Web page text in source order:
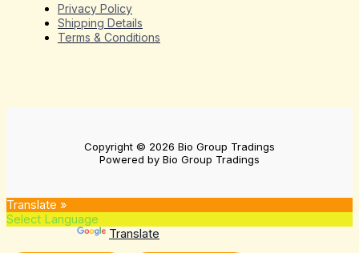
Privacy Policy
Shipping Details
Terms & Conditions
Copyright © 2026 Bio Group Tradings
Powered by Bio Group Tradings
Translate »
Translate